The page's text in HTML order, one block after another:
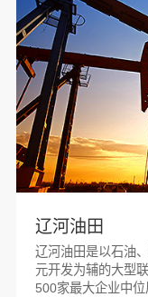
辽河油田
辽河油田是以石油
元开发为辅的大型
500家最大企业中